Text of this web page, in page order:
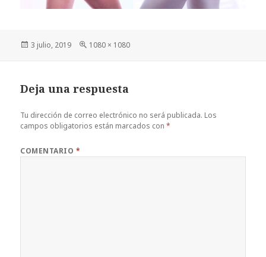
Publicado
3 julio, 2019
Tamaño
1080 × 1080
Deja una respuesta
Tu dirección de correo electrónico no será publicada. Los
campos obligatorios están marcados con*
COMENTARIO *